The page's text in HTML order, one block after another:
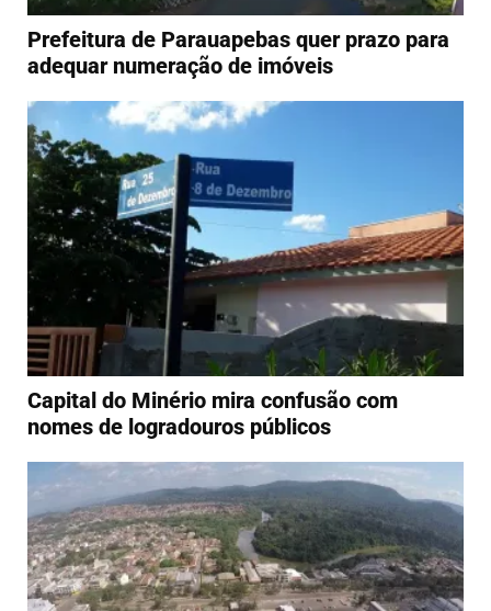
Prefeitura de Parauapebas quer prazo para
adequar numeração de imóveis
Capital do Minério mira confusão com
nomes de logradouros públicos